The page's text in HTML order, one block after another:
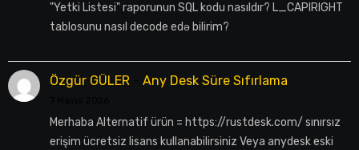
"Yetki Listesi" raporunun SQL kodu nasıldır? L_CAPIRIGHT
tablosunu nasıl decode edə bilirim?
Özgür GÜLER- Any Desk Süre Sıfırlama
Merhaba Alternatif ürün = https://rustdesk.com/ sınırsız
erişim ücretsiz lisans kullanabilirsiniz Veya anydesk eski